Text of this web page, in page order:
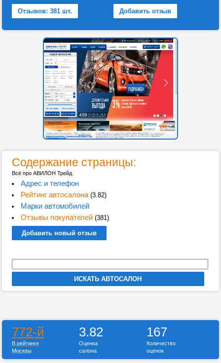
Отзывов: 381 шт. Добавить отзыв
Содержание страницы:
Всё про АВИЛОН Трейд
Адрес и телефон
Рейтинг автосалона(3.82)
Марки автомобилей
Отзывы покупателей(381)
Добавить новый отзыв
772-й
В рейтинге
Москвы
3.82
Оценка
салона
167
Количество
оценок